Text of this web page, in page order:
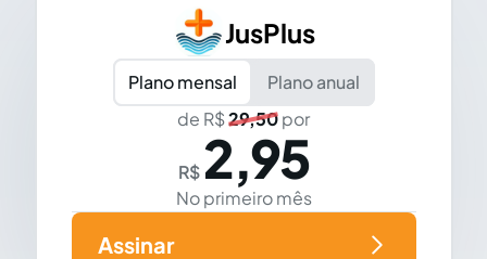
JusPlus
Plano mensal
Plano anual
de R$29,50por
R$ 2,95
No primeiro mês
Assinar